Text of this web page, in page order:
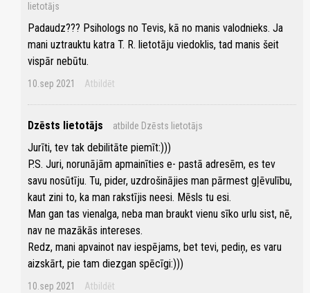
lietotājs
Padaudz??? Psihologs no Tevis, kā no manis valodnieks. Ja
mani uztrauktu katra T. R. lietotāju viedoklis, tad manis šeit
vispār nebūtu.
10.sep 2021 Atbildēt
Dzēsts lietotājs atbilde Dzēsts lietotājs
Jurīti, tev tak debilitāte piemīt:)))
P.S. Juri, norunājām apmainīties e- pastā adresēm, es tev
savu nosūtīju. Tu, pider, uzdrošinājies man pārmest gļēvulību,
kaut zini to, ka man rakstījis neesi. Mēsls tu esi.
Man gan tas vienalga, neba man braukt vienu sīko urlu sist, nē,
nav ne mazākās intereses.
Redz, mani apvainot nav iespējams, bet tevi, pediņ, es varu
aizskārt, pie tam diezgan spēcīgi:)))
10.sep 2021 Atbildēt